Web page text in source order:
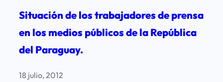
p
a
n
i
Situación de los trabajadores de prensa
en los medios públicos de la República
del Paraguay.
18 julio, 2012